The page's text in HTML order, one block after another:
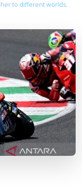
to different worlds.